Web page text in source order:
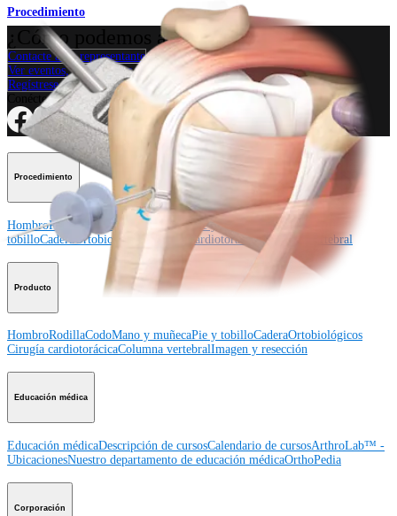
Procedimiento
¿Cómo podemos ayudarlo?
Contacte a un representante
Ver eventos, laboratorios y oportunidades educativas
Regístrese para recibir: ¿Qué hay de nuevo en Arthrex?
Conéctese con nosotros
Procedimiento
HombroRodilla CodoMano y muñecaPie y
tobilloCadera Ortobiológicos Cirugía cardiotorácicaColumna vertebral
Producto
HombroRodillaCodoMano y muñecaPie y tobilloCaderaOrtobiológicos
Cirugía cardiotorácicaColumna vertebralImagen y resección
Educación médica
Educación médicaDescripción de cursosCalendario de cursosArthroLab™ -
UbicacionesNuestro departamento de educación médicaOrthoPedia
Corporación